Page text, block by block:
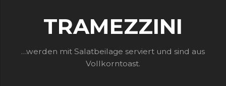
TRAMEZZINI
…werden mit Salatbeilage serviert und sind aus
Vollkorntoast.